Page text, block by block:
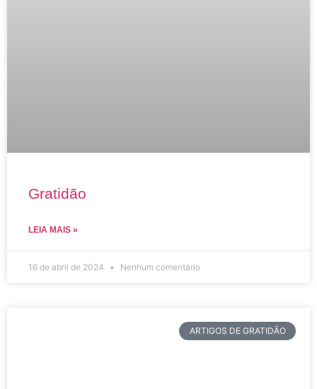
Gratidão
LEIA MAIS »
16 de abril de 2024 Nenhum comentário
ARTIGOS DE GRATIDÃO